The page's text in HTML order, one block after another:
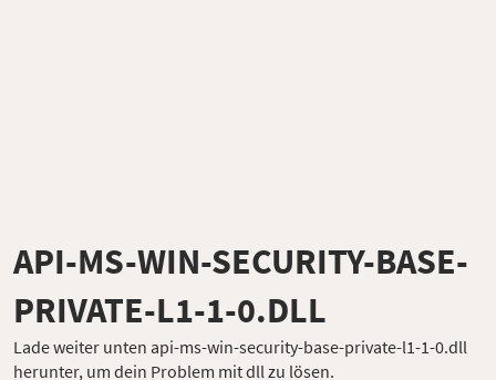
API-MS-WIN-SECURITY-BASE-
PRIVATE-L1-1-0.DLL
Lade weiter unten api-ms-win-security-base-private-l1-1-0.dll
herunter, um dein Problem mit dll zu lösen.